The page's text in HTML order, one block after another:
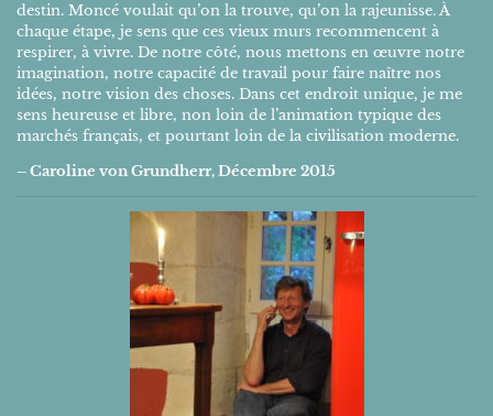
destin. Moncé voulait qu’on la trouve, qu’on la rajeunisse. À
chaque étape, je sens que ces vieux murs recommencent à
respirer, à vivre. De notre côté, nous mettons en œuvre notre
imagination, notre capacité de travail pour faire naître nos
idées, notre vision des choses. Dans cet endroit unique, je me
sens heureuse et libre, non loin de l’animation typique des
marchés français, et pourtant loin de la civilisation moderne.
– Caroline von Grundherr, Décembre 2015